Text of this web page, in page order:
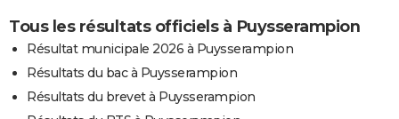
Tous les résultats officiels à Puysserampion
Résultat municipale 2026 à Puysserampion
Résultats du bac à Puysserampion
Résultats du brevet à Puysserampion